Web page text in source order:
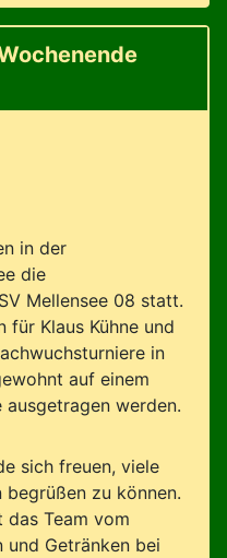
in der
die
Mellensee 08 statt.
für Klaus Kühne und
in
auf einem
werden.
sich freuen, viele
begrüßen zu können.
das Team vom
und Getränken bei